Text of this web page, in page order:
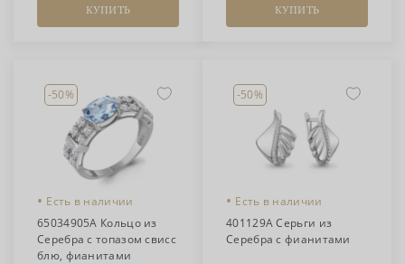
КУПИТЬ КУПИТЬ
-50%
• Есть в наличии
65034905А Кольцо из
Серебра с топазом свисс
блю, фианитами
-50%
• Есть в наличии
401129А Серьги из
Серебра с фианитами